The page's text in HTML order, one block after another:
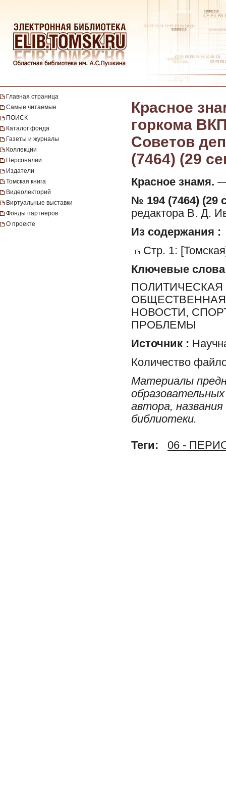
Главная страница
Самые читаемые
ПОИСК
Каталог фонда
Газеты и журналы
Коллекции
Персоналии
Издатели
Томская книга
Видеолекторий
Виртуальные выставки
Фонды партнеров
О проекте
Красное
горкома
Советов
(7464) (29
Красное знамя. —
№ 194 (7464) (29
редактора В. Д.
Из содержания :
Стр. 1:
Ключевые слова
НОВОСТИ,
ПРОБЛЕМЫ
Источник :
Количество
Материалы
автора,
библиотеки.
Теги: 06 -